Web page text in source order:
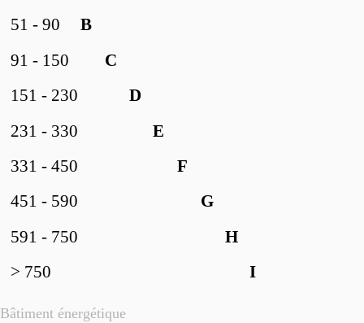
Bâtiment énergétique
B
51 - 90
C
91 - 150
D
151 - 230
E
231 - 330
F
331 - 450
G
451 - 590
H
591 - 750
I
> 750